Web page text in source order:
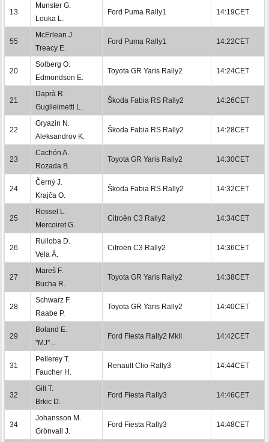
13
Munster G.
Louka L.
Ford Puma Rally1 14:19CET
55
McErlean J.
Treacy E.
Ford Puma Rally1 14:22CET
20
Solberg O.
Edmondson E.
Toyota GR Yaris Rally2 14:24CET
21
Daprà R.
Guglielmetti L.
Škoda Fabia RS Rally2 14:26CET
22
Gryazin N.
Aleksandrov K.
Škoda Fabia RS Rally2 14:28CET
23
Cachón A.
Rozada B.
Toyota GR Yaris Rally2 14:30CET
24
Černý J.
Krajča O.
Škoda Fabia RS Rally2 14:32CET
25
Rossel L.
Mercoiret G.
Citroën C3 Rally2 14:34CET
26
Ruiloba D.
Vela Á.
Citroën C3 Rally2 14:36CET
27
Mareš F.
Bucha R.
Toyota GR Yaris Rally2 14:38CET
28
Schwarz F.
Raabe P.
Toyota GR Yaris Rally2 14:40CET
29
Boland E.
"MJ" ..
Ford Fiesta Rally2 MkII 14:42CET
31
Pellerey T.
Faucher H.
Renault Clio Rally3 14:44CET
32
Gill T.
Brkic D.
Ford Fiesta Rally3 14:46CET
34
Johansson M.
Grönvall J.
Ford Fiesta Rally3 14:48CET